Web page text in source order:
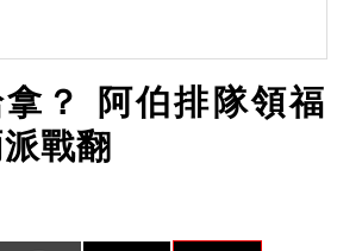
？ 阿伯排隊領福
戰翻